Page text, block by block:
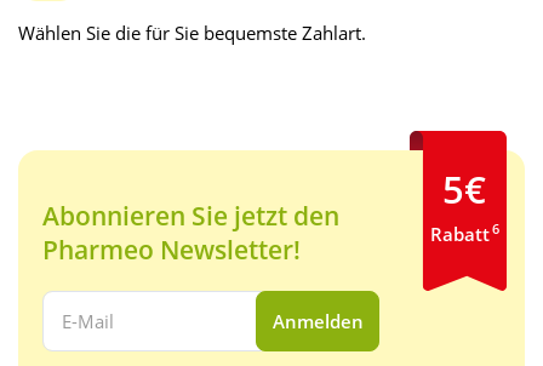
Wählen Sie die für Sie bequemste Zahlart.
Abonnieren Sie jetzt den
Pharmeo Newsletter!
Ihre E-Mail Adresse:
Anmelden
5€
Rabatt6